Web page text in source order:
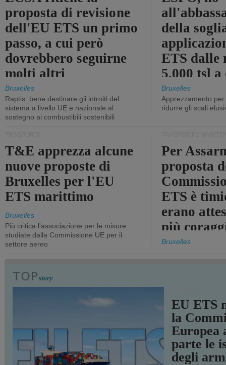
proposta di revisione
dell'EU ETS un primo
passo, a cui però
dovrebbero seguirne
molti altri
Bruxelles
Raptis: bene destinare gli introiti del
sistema a livello UE e nazionale al
sostegno ai combustibili sostenibili
della
ETS dalle
5.000 tsl
400 tsl
Bruxelles
Apprezzamento
ridurre gli scali
T&E apprezza alcune
nuove proposte di
Bruxelles per l'EU
ETS marittimo
Bruxelles
Più critica l'associazione per le misure
studiate dalla Commissione UE per il
settore aereo
Per
proposta
ETS è
erano
più
Bruxelles
EU ETS
la
Europea
parte le
degli